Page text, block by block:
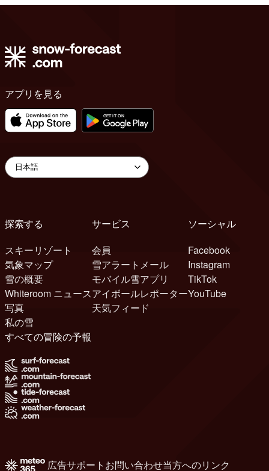
アプリを見る
探索する
スキーリゾート
気象マップ
雪の概要
Whiteroom ニュース
写真
私の雪
サービス
会員
雪アラートメール
モバイル雪アプリ
アイボールレポーター
天気フィード
ソーシャル
Facebook
Instagram
TikTok
YouTube
すべての冒険の予報
広告サポート お問い合わせ当方へのリンク